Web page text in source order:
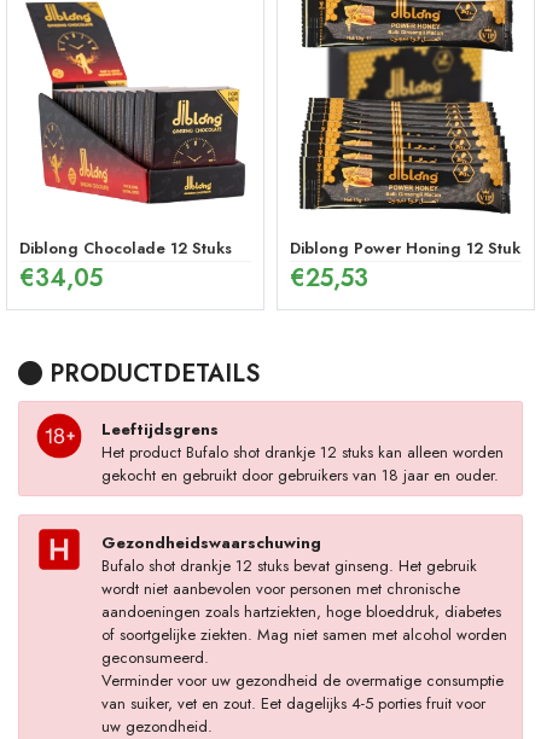
Diblong Chocolade 12 Stuks
€34,05
Diblong Power Honing 12 Stuks
€25,53
PRODUCTDETAILS
Leeftijdsgrens
Het product Bufalo shot drankje 12 stuks kan alleen worden
gekocht en gebruikt door gebruikers van 18 jaar en ouder.
Gezondheidswaarschuwing
Bufalo shot drankje 12 stuks bevat ginseng. Het gebruik
wordt niet aanbevolen voor personen met chronische
aandoeningen zoals hartziekten, hoge bloeddruk, diabetes
of soortgelijke ziekten. Mag niet samen met alcohol worden
geconsumeerd.
Verminder voor uw gezondheid de overmatige consumptie
van suiker, vet en zout. Eet dagelijks 4-5 porties fruit voor
uw gezondheid.